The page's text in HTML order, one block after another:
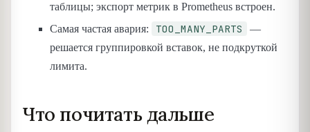
таблицы; экспорт метрик в Prometheus встроен.
Самая частая авария:
TOO_MANY_PARTS
—
решается группировкой вставок, не подкруткой
лимита.
Что почитать дальше